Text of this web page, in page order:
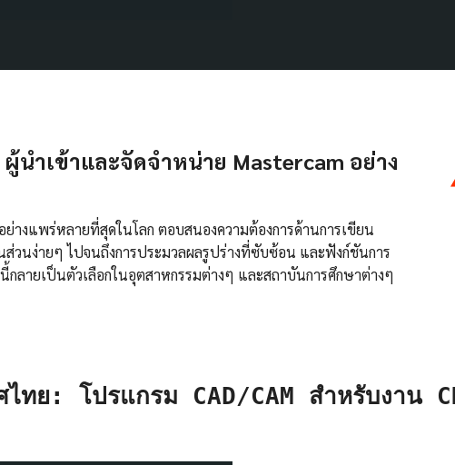
ผู้นำเข้าและจัดจำหน่าย Mastercam อย่าง
างแพร่หลายที่สุดในโลก ตอบสนองความต้องการด้านการเขียน
วนง่ายๆ ไปจนถึงการประมวลผลรูปร่างที่ซับซ้อน และฟังก์ชันการ
ลายเป็นตัวเลือกในอุตสาหกรรมต่างๆ และสถาบันการศึกษาต่างๆ
ทย: โปรแกรม CAD/CAM สำหรับงาน